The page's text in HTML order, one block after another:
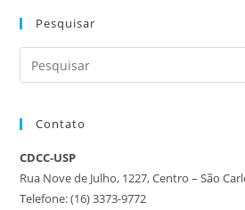
Pesquisar
Contato
CDCC-USP
Rua Nove de Julho, 1227, Centro – São
Telefone: (16) 3373-9772